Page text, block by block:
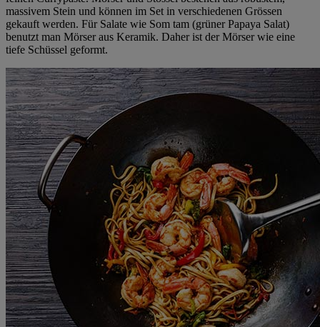
massivem Stein und können im Set in verschiedenen Grössen
gekauft werden. Für Salate wie Som tam (grüner Papaya Salat)
benutzt man Mörser aus Keramik. Daher ist der Mörser wie eine
tiefe Schüssel geformt.